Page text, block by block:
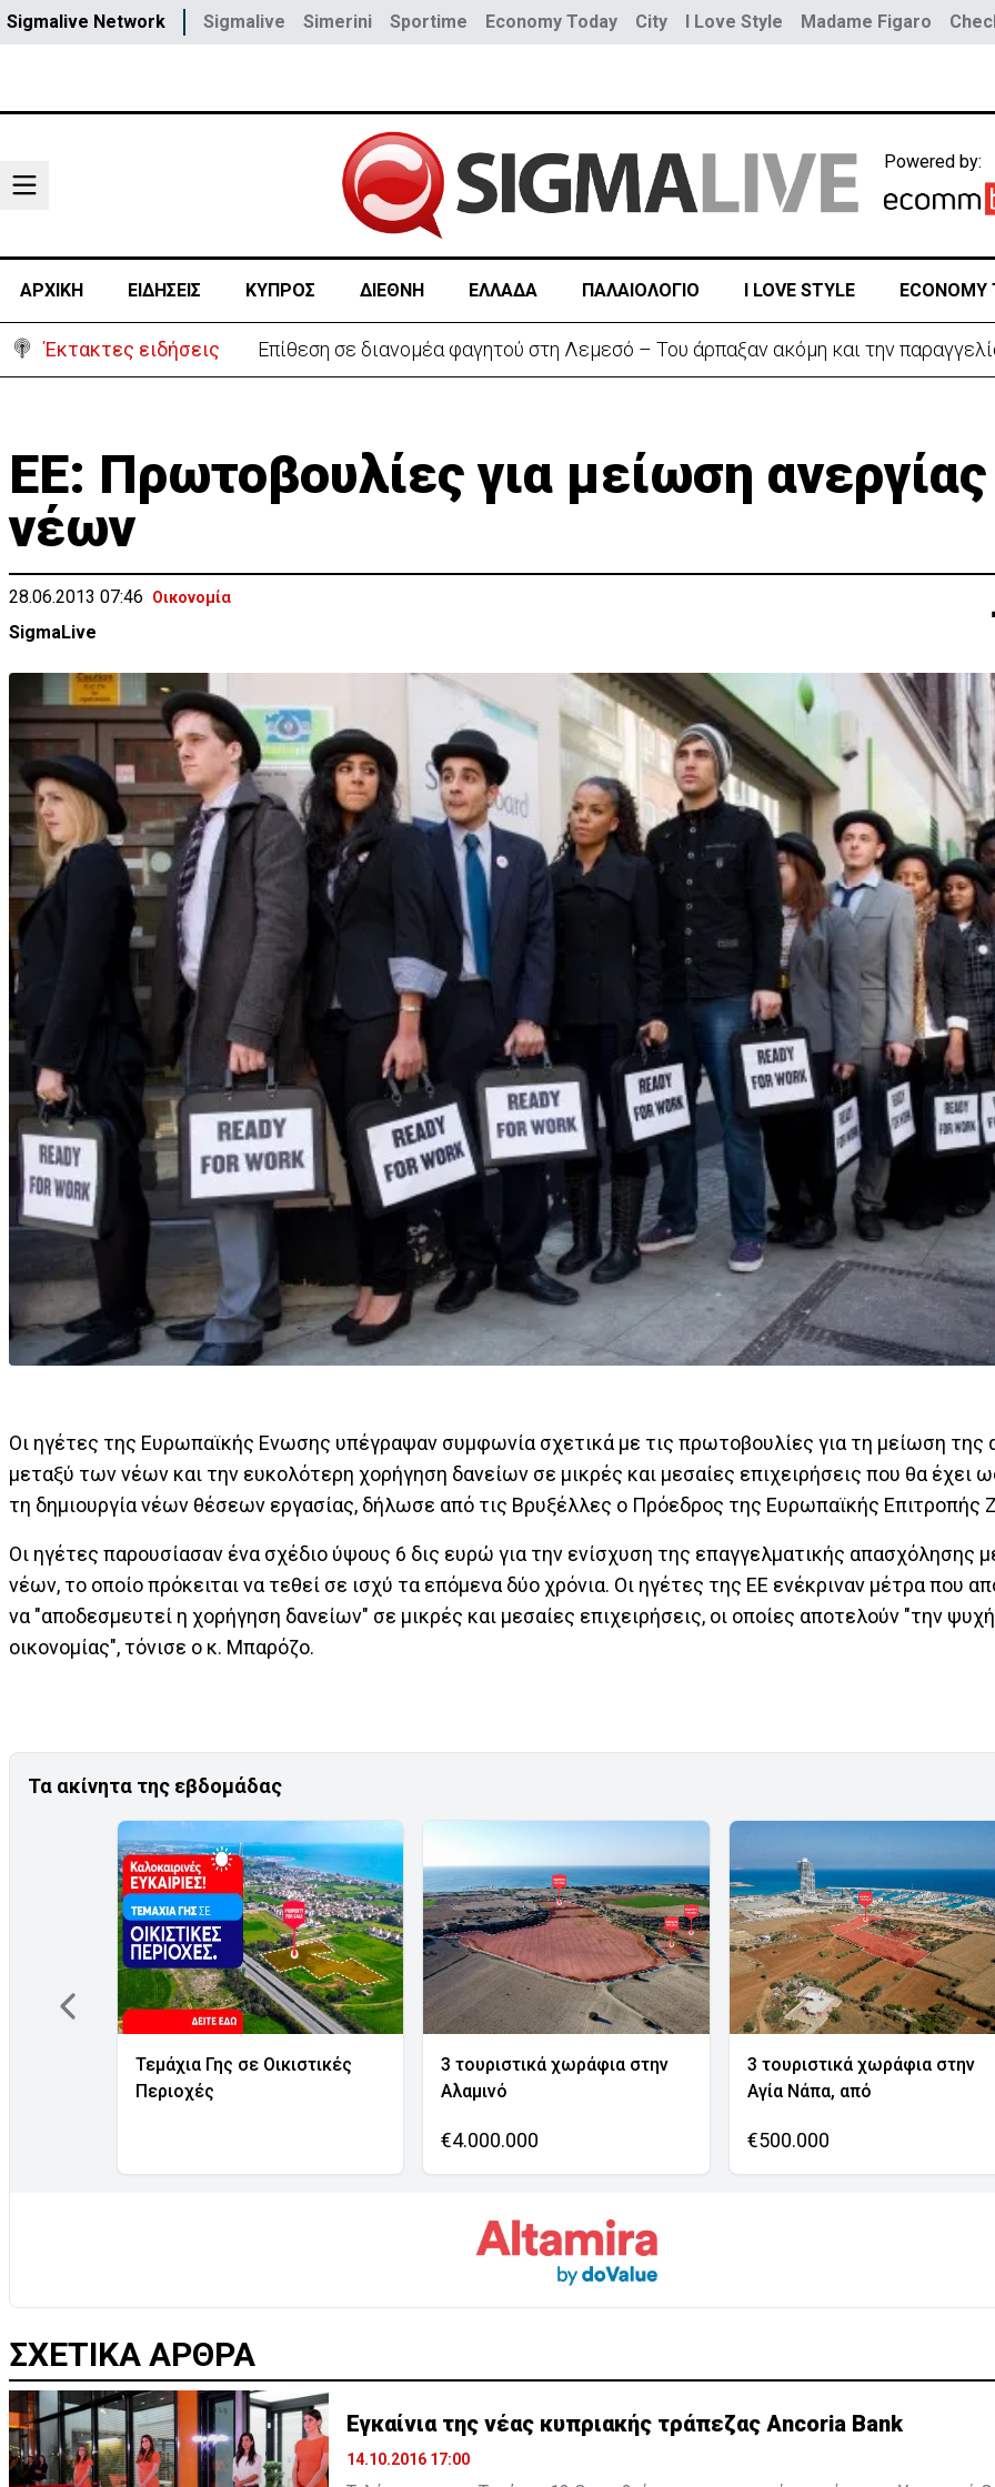
Sigmalive Network Sigmalive Simerini Sportime Economy Today City I Love Style Madame Figaro
Powered by:
ΑΡΧΙΚΗ ΕΙΔΗΣΕΙΣ ΚΥΠΡΟΣ ΔΙΕΘΝΗ ΕΛΛΑΔΑ ΠΑΛΑΙΟΛΟΓΙΟ I LOVE STYLE ECONOMY
Έκτακτες ειδήσεις Ιταλία-Ισπανία: Στα άκρα η διπλωματική κόντρα για το Σένγκεν
ΕΕ: Πρωτοβουλίες για μείωση
νέων
28.06.2013 07:46 Οικονομία
SigmaLive
Οι ηγέτες της Ευρωπαϊκής Ενωσης υπέγραψαν συμφωνία σχετικά με τις πρωτοβουλίες για τη μείωση της
μεταξύ των νέων και την ευκολότερη χορήγηση δανείων σε μικρές και μεσαίες επιχειρήσεις που θα έχει
τη δημιουργία νέων θέσεων εργασίας, δήλωσε από τις Βρυξέλλες ο Πρόεδρος της Ευρωπαϊκής Επιτροπής
Οι ηγέτες παρουσίασαν ένα σχέδιο ύψους 6 δις ευρώ για την ενίσχυση της επαγγελματικής απασχόλησης
νέων, το οποίο πρόκειται να τεθεί σε ισχύ τα επόμενα δύο χρόνια. Οι ηγέτες της ΕΕ ενέκριναν μέτρα που
να "αποδεσμευτεί η χορήγηση δανείων" σε μικρές και μεσαίες επιχειρήσεις, οι οποίες αποτελούν "την
οικονομίας", τόνισε ο κ. Μπαρόζο.
Τα ακίνητα της εβδομάδας
Τεμάχια Γης σε Οικιστικές
Περιοχές
3 τουριστικά χωράφια στην
Αλαμινό
€4.000.000
3 τουριστικά χωράφια στην
Αγία Νάπα, από
€500.000
ΣΧΕΤΙΚΑ ΑΡΘΡΑ
Εγκαίνια της νέας κυπριακής τράπεζας Ancoria Bank
14.10.2016 17:00